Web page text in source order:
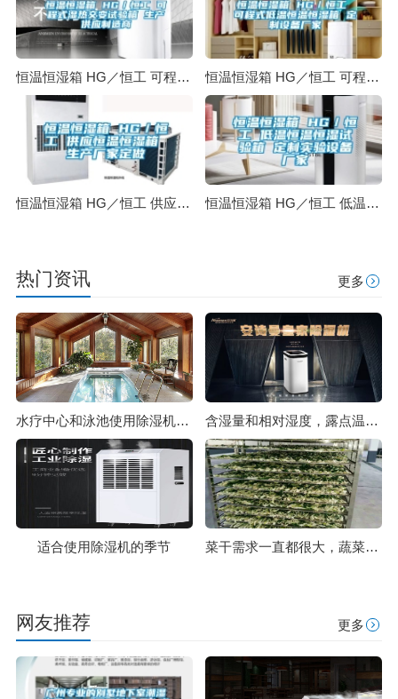
恒温恒湿箱 HG／恒工 可程式湿热交变试验箱 生产供应制造商 恒温恒湿箱 HG／恒工 可程式低温恒温恒湿箱 定制设备厂家
恒温恒湿箱 HG／恒工 供应恒温恒湿箱 生产厂家定做 恒温恒湿箱 HG／恒工 低温恒温恒湿试验箱 定制实验设备厂家
热门资讯 更多
水疗中心和泳池使用除湿机的5个好处_除湿机厂家 含湿量和相对湿度，露点温度的含义
适合使用除湿机的季节 菜干需求一直都很大，蔬菜烘干机很有市场
网友推荐 更多